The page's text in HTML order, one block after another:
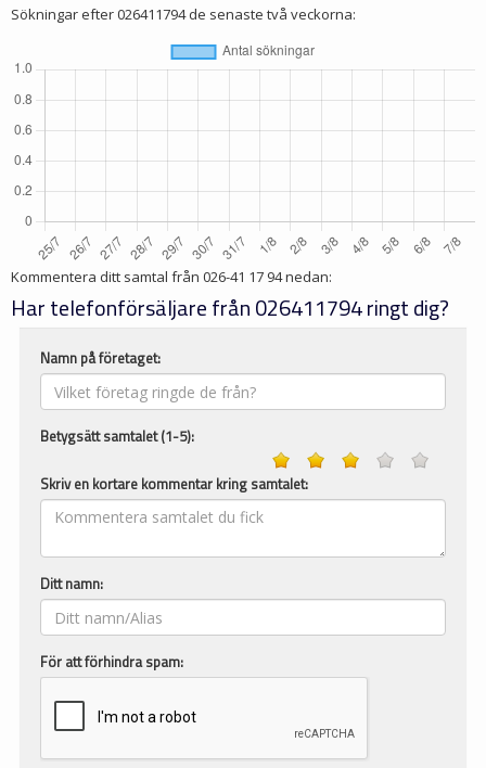
Sökningar efter 026411794 de senaste två veckorna:
Kommentera ditt samtal från 026-41 17 94nedan:
Har telefonförsäljare från 026411794 ringt dig?
Namn på företaget:
Betygsätt samtalet (1-5):
Skriv en kortare kommentar kring samtalet:
Ditt namn:
För att förhindra spam: